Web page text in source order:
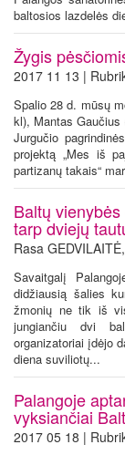
baltosios lazdelės
Žygis
2017 11 13 |
Spalio 28 d. mūsų
kl), Mantas Gaučius
Jurgučio
projektą „Mes iš
partizanų takais“
Baltų
tarp dviejų
Rasa
Savaitgalį
didžiausią šalies
žmonių ne tik iš
jungiančiu dvi
organizatoriai įdėjo
diena suviliotų...
Palangoje
vyksiančiai
2017 05 18 |